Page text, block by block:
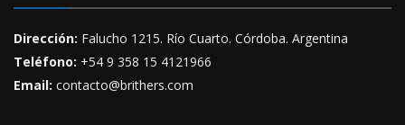
Dirección: Falucho 1215. Río Cuarto. Córdoba. Argentina
Teléfono: +54 9 358 15 4121966
Email: contacto@brithers.com